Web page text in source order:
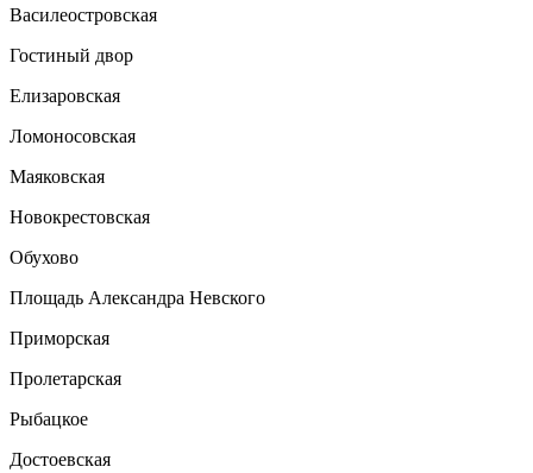
Василеостровская
Гостиный двор
Елизаровская
Ломоносовская
Маяковская
Новокрестовская
Обухово
Площадь Александра Невского
Приморская
Пролетарская
Рыбацкое
Достоевская